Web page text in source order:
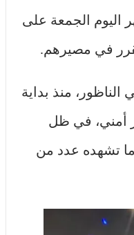
اليوم الجمعة على
في مصيرهم.
منذ بداية
أمني، في ظل
ما تشهده عدد من